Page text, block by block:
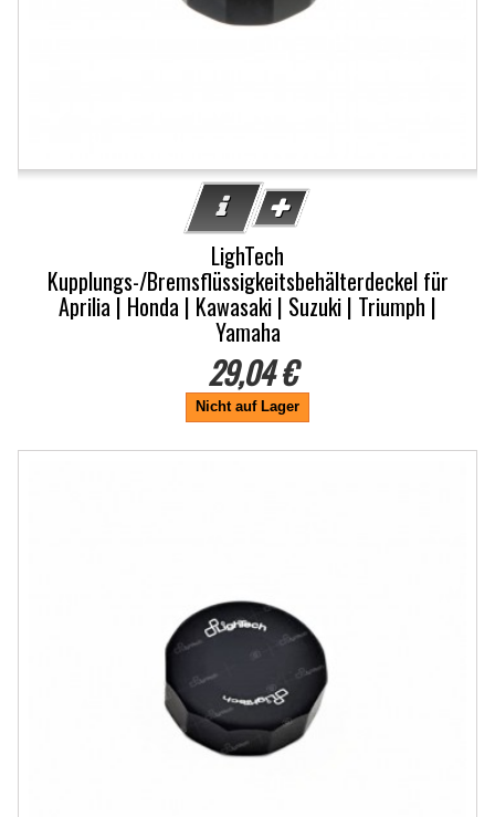
LighTech
Kupplungs-/Bremsflüssigkeitsbehälterdeckel für
Aprilia | Honda | Kawasaki | Suzuki | Triumph |
Yamaha
29,04 €
Nicht auf Lager